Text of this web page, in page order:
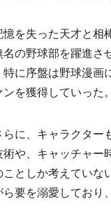
を失った天才と相
名の野球部を躍進
特に序盤は野球漫画
を獲得していった。
に、キャラクター
術や、キャッチャー
ことしか考えていな
ら要を溺愛しており